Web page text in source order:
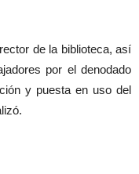
de la biblioteca, así
por el denodado
y puesta en uso del